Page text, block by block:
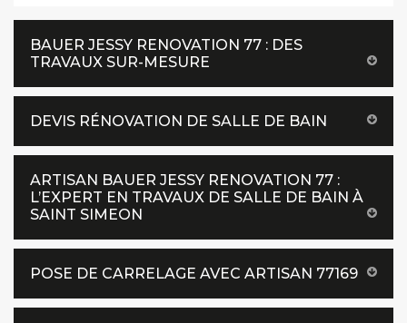
BAUER JESSY RENOVATION 77 : DES
TRAVAUX SUR-MESURE
DEVIS RÉNOVATION DE SALLE DE BAIN
ARTISAN BAUER JESSY RENOVATION 77 :
L’EXPERT EN TRAVAUX DE SALLE DE BAIN À
SAINT SIMEON
POSE DE CARRELAGE AVEC ARTISAN 77169